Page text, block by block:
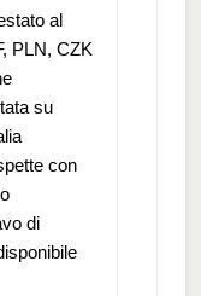
al
PLN, CZK
su
con
di